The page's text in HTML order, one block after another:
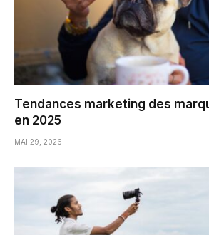
Tendances marketing des
en 2025
MAI 29, 2026